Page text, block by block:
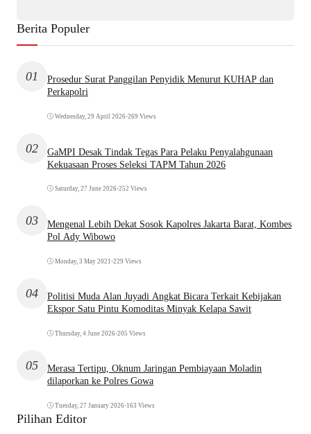
Berita Populer
01
Prosedur Surat Panggilan Penyidik Menurut KUHAP dan
Perkapolri
Wednesday, 29 April 2026•269 Views
02
GaMPI Desak Tindak Tegas Para Pelaku Penyalahgunaan
Kekuasaan Proses Seleksi TAPM Tahun 2026
Saturday, 27 June 2026•252 Views
03
Mengenal Lebih Dekat Sosok Kapolres Jakarta Barat, Kombes
Pol Ady Wibowo
Monday, 3 May 2021 •229 Views
04
Politisi Muda Alan Juyadi Angkat Bicara Terkait Kebijakan
Ekspor Satu Pintu Komoditas Minyak Kelapa Sawit
Thursday, 4 June 2026•205 Views
05
Merasa Tertipu, Oknum Jaringan Pembiayaan Moladin
dilaporkan ke Polres Gowa
Tuesday, 27 January 2026•163 Views
Pilihan Editor